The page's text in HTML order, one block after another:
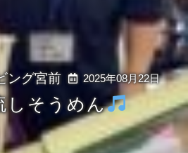
2025年08月22日
しそうめん